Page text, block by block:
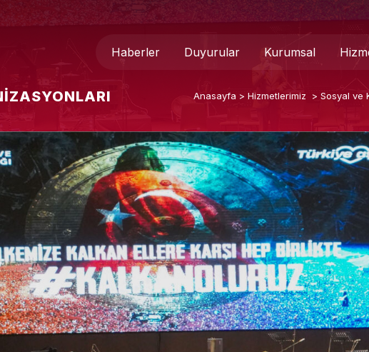
Haberler Duyurular Kurumsal
Hakkımızda
Teşkilat Şeması
Mevzuat
Formlar
Kurumsal Kimlik
İletişim
Anasayfa > Hizmetlerimiz > Sosyal ve